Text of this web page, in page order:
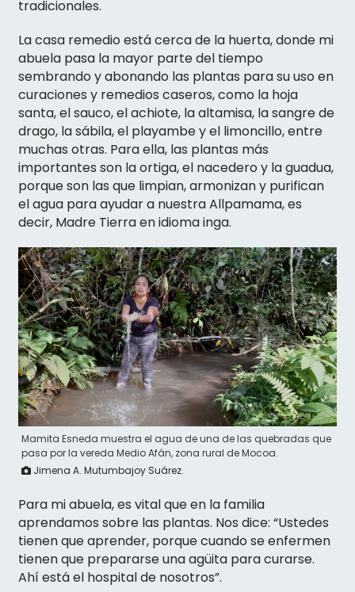
tradicionales.
La casa remedio está cerca de la huerta, donde mi
abuela pasa la mayor parte del tiempo
sembrando y abonando las plantas para su uso en
curaciones y remedios caseros, como la hoja
santa, el sauco, el achiote, la altamisa, la sangre de
drago, la sábila, el playambe y el limoncillo, entre
muchas otras. Para ella, las plantas más
importantes son la ortiga, el nacedero y la guadua,
porque son las que limpian, armonizan y purifican
el agua para ayudar a nuestra Allpamama, es
decir, Madre Tierra en idioma inga.
Mamita Esneda muestra el agua de una de las quebradas que
pasa por la vereda Medio Afán, zona rural de Mocoa.
Jimena A. Mutumbajoy Suárez.
Para mi abuela, es vital que en la familia
aprendamos sobre las plantas. Nos dice: “Ustedes
tienen que aprender, porque cuando se enfermen
tienen que prepararse una agüita para curarse.
Ahí está el hospital de nosotros”.